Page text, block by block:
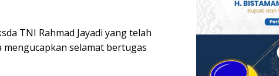
TNI Rahmad Jayadi yang telah
selamat bertugas